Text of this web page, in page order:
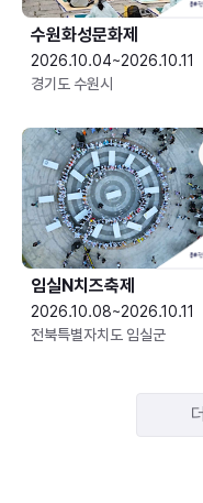
수원화성문화제
2026.10.04~2026.10.11
경기도 수원시
임실N치즈축제
2026.10.08~2026.10.11
전북특별자치도 임실군